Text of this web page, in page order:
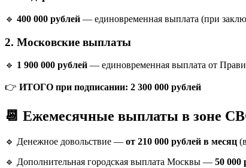
🔹 400 000 рублей — единовременная выплата (при
2. Московские выплаты
🔹 1 900 000 рублей — единовременная выплата от
👉 ИТОГО при подписании: 2 300 000 рублей
📆 Ежемесячные выплаты в зоне
🔹 Денежное довольствие — от 210 000 рублей в месяц
🔹 Дополнительная городская выплата Москвы — 50 000